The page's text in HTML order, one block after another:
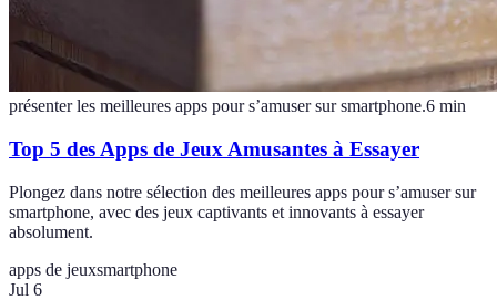
présenter les meilleures apps pour s’amuser sur smartphone.6 min
Top 5 des Apps de Jeux Amusantes à Essayer
Plongez dans notre sélection des meilleures apps pour s’amuser sur
smartphone, avec des jeux captivants et innovants à essayer
absolument.
apps de jeuxsmartphone
Jul 6